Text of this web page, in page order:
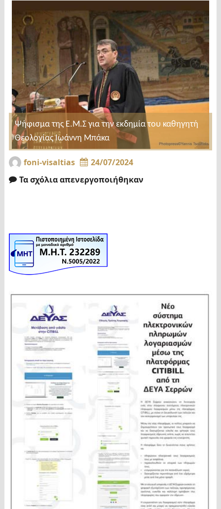
Ψήφισμα της Ε.Μ.Σ για την εκδημία του καθηγητή
Θεολογίας Ιωάννη Μπάκα
foni-visaltias
24/07/2024
Τα σχόλια απενεργοποιήθηκαν